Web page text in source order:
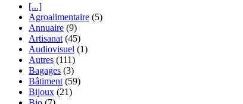
[...]
Agroalimentaire (5)
Annuaire (9)
Artisanat (45)
Audiovisuel (1)
Autres (111)
Bagages (3)
Bâtiment (59)
Bijoux (21)